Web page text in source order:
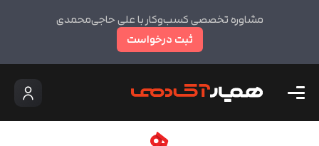
مشاوره تخصصی کسب‌وکار با علی حاجی‌محمدی
ثبت درخواست